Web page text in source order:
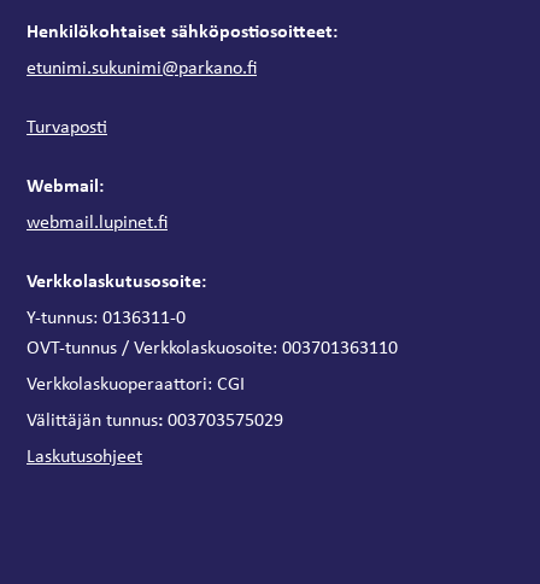
Henkilökohtaiset sähköpostiosoitteet:
etunimi.sukunimi@parkano.fi
Turvaposti
Webmail:
webmail.lupinet.fi
Verkkolaskutusosoite:
Y-tunnus: 0136311-0
OVT-tunnus / Verkkolaskuosoite: 003701363110
Verkkolaskuoperaattori: CGI
Välittäjän tunnus:003703575029
Laskutusohjeet